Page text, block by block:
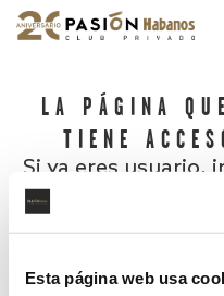
Esta página web usa
LA PÁGINA
TIENE
Si ya eres usuario,